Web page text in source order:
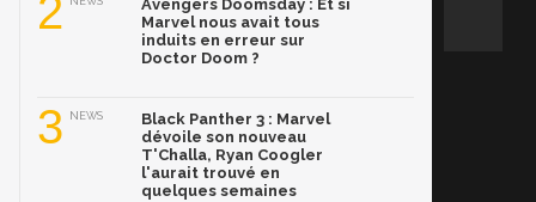
2
Avengers Doomsday : Et si
Marvel nous avait tous
induits en erreur sur
Doctor Doom ?
3 NEWS
Black Panther 3 : Marvel
dévoile son nouveau
T'Challa, Ryan Coogler
l'aurait trouvé en
quelques semaines